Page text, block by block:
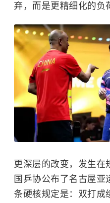
弃，而是更精细化的负
更深层的改变，发生在
国乒协公布了名古屋亚
条硬核规定是：双打成